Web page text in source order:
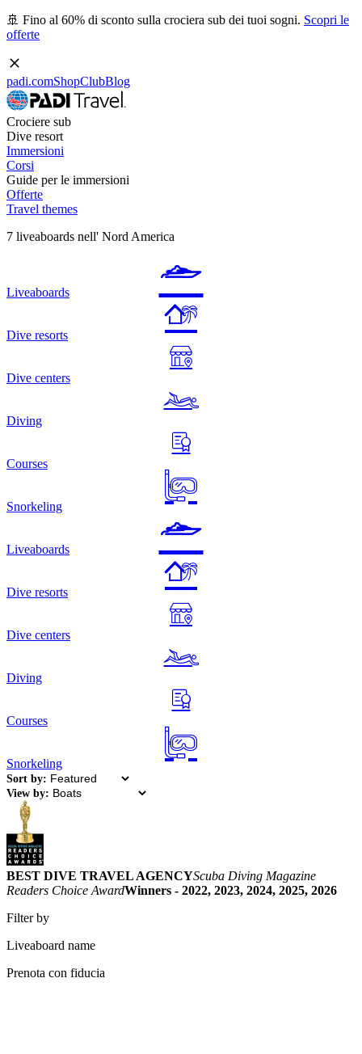
🚢 Fino al 60% di sconto sulla crociera sub dei tuoi sogni. Scopri le
offerte
padi.comShopClubBlog
Crociere sub
Dive resort
Immersioni
Corsi
Guide per le immersioni
Offerte
Travel themes
7 liveaboards nell' Nord America
Liveaboards
Dive resorts
Dive centers
Diving
Courses
Snorkeling
Liveaboards
Dive resorts
Dive centers
Diving
Courses
Snorkeling
Sort by:
View by:
BEST DIVE TRAVEL AGENCYScuba Diving Magazine
Readers Choice AwardWinners - 2022, 2023, 2024, 2025, 2026
Filter by
Liveaboard name
Prenota con fiducia